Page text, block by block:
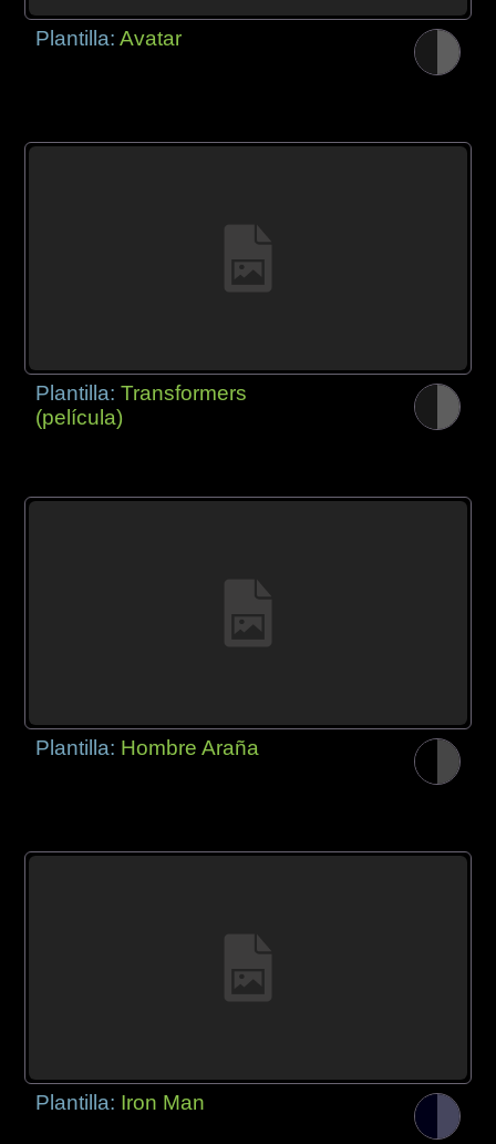
Plantilla:Avatar
Plantilla:Transformers
(película)
Plantilla: Hombre Araña
Plantilla: Iron Man